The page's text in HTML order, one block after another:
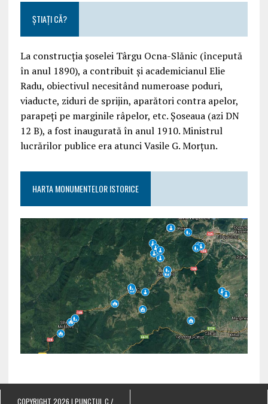
ȘTIAȚI CĂ?
La construcția șoselei Târgu Ocna-Slănic (începută
în anul 1890), a contribuit și academicianul Elie
Radu, obiectivul necesitând numeroase poduri,
viaducte, ziduri de sprijin, aparători contra apelor,
parapeți pe marginile râpelor, etc. Șoseaua (azi DN
12 B), a fost inaugurată în anul 1910. Ministrul
lucrărilor publice era atunci Vasile G. Morțun.
HARTA MONUMENTELOR ISTORICE
COPYRIGHT 2026 | PUNCTUL C /